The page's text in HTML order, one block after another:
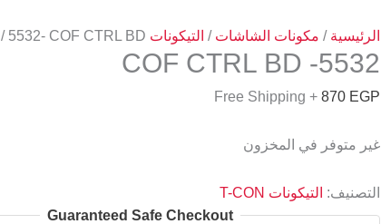
الرئيسية / مكونات الشاشات / التيكونات T-CON / 5532- COF CTRL BD
5532- COF CTRL BD
870 EGP
+ Free Shipping
غير متوفر في المخزون
التصنيف: التيكونات T-CON
Guaranteed Safe Checkout